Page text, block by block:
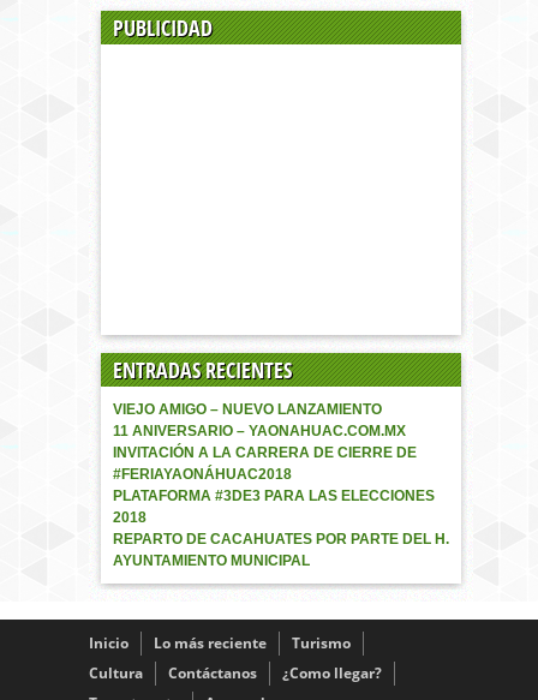
PUBLICIDAD
ENTRADAS RECIENTES
VIEJO AMIGO – NUEVO LANZAMIENTO
11 ANIVERSARIO – YAONAHUAC.COM.MX
INVITACIÓN A LA CARRERA DE CIERRE DE
#FERIAYAONÁHUAC2018
PLATAFORMA #3DE3 PARA LAS ELECCIONES
2018
REPARTO DE CACAHUATES POR PARTE DEL H.
AYUNTAMIENTO MUNICIPAL
Inicio Lo más reciente
Turismo
Cultura
Contáctanos
¿Como llegar?